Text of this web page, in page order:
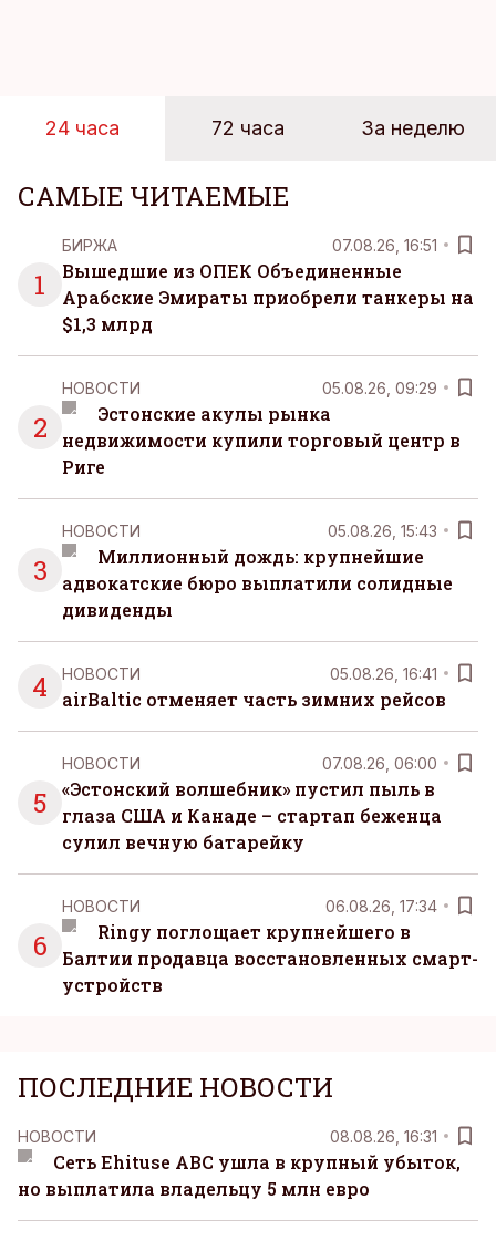
24 часа 72 часа За неделю
САМЫЕ ЧИТАЕМЫЕ
1
БИРЖА 07.08.26, 16:51
Вышедшие из ОПЕК Объединенные
Арабские Эмираты приобрели танкеры на
$1,3 млрд
2
НОВОСТИ 05.08.26, 09:29
Эстонские акулы рынка
недвижимости купили торговый центр в
Риге
3
НОВОСТИ 05.08.26, 15:43
Миллионный дождь: крупнейшие
адвокатские бюро выплатили солидные
дивиденды
4 НОВОСТИ 05.08.26, 16:41
airBaltic отменяет часть зимних рейсов
5
НОВОСТИ 07.08.26, 06:00
«Эстонский волшебник» пустил пыль в
глаза США и Канаде – стартап беженца
сулил вечную батарейку
6
НОВОСТИ 06.08.26, 17:34
Ringy поглощает крупнейшего в
Балтии продавца восстановленных смарт-
устройств
ПОСЛЕДНИЕ НОВОСТИ
НОВОСТИ 08.08.26, 16:31
Сеть Ehituse ABC ушла в крупный убыток,
но выплатила владельцу 5 млн евро